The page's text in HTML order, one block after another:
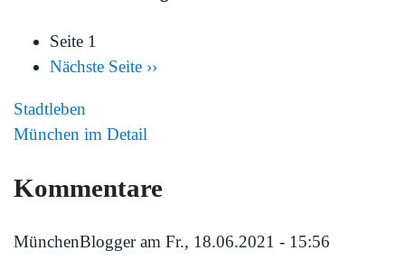
Seite 1
Nächste Seite ››
Stadtleben
München im Detail
Kommentare
MünchenBloggeram Fr., 18.06.2021 - 15:56